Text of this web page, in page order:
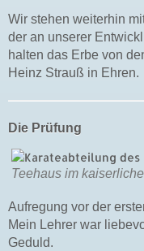
Wir stehen weiterhin
der an unserer
halten das Erbe von
Heinz Strauß in Ehren.
Die Prüfung
Teehaus im
Aufregung vor der
Mein Lehrer war
Geduld.